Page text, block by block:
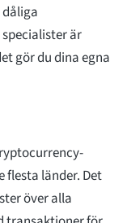
är
gör du dina egna
flesta länder. Det
över alla